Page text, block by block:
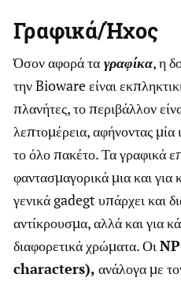
Γραφικά/Ήχος
Όσον αφορά τα γραφίκα, η
την Bioware είναι
πλανήτες, το περιβάλλον
λεπτομέρεια, αφήνοντας μία
το όλο πακέτο. Τα γραφικά
φαντασμαγορικά μια και
γενικά gadegt υπάρχει και
αντίκρουσμα, αλλά και για
διαφορετικά χρώματα. Οι
characters), ανάλογα με